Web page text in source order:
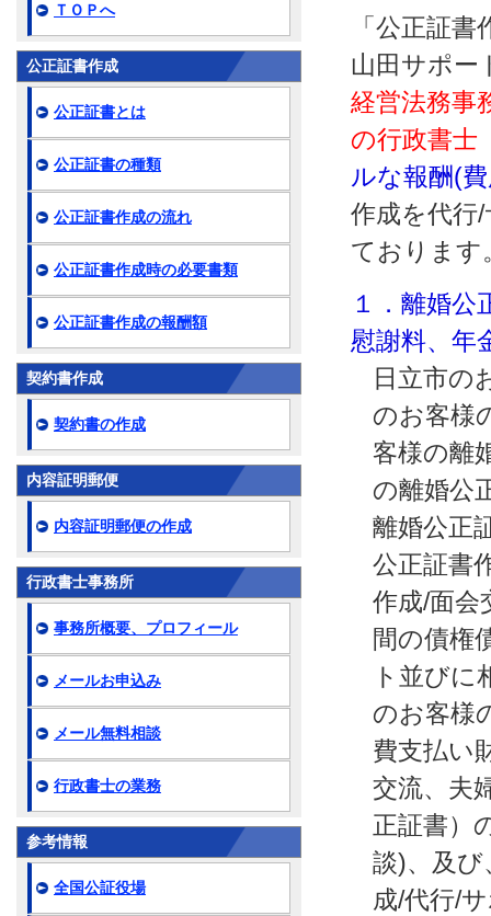
「公正証
山田サポー
経営法務事
の行政書士
ルな報酬(
作成を代行
ております
１．離婚公
慰謝料、年
日立市の
のお客様
客様の離
の離婚公
離婚公正
公正証書
作成/面会
間の債権
ト並びに
のお客様
費支払い
交流、夫
正証書）
談)、及び
成/代行/
ＴＯＰへ
公正証書作成
公正証書とは
公正証書の種類
公正証書作成の流れ
公正証書作成時の必要書類
公正証書作成の報酬額
契約書作成
契約書の作成
内容証明郵便
内容証明郵便の作成
行政書士事務所
事務所概要、プロフィール
メールお申込み
メール無料相談
行政書士の業務
参考情報
全国公証役場